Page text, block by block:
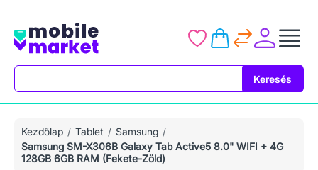
Keresés
Kezdőlap Tablet
Samsung
Samsung SM-X306B Galaxy Tab Active5 8.0" WIFI + 4G
128GB 6GB RAM (Fekete-Zöld)